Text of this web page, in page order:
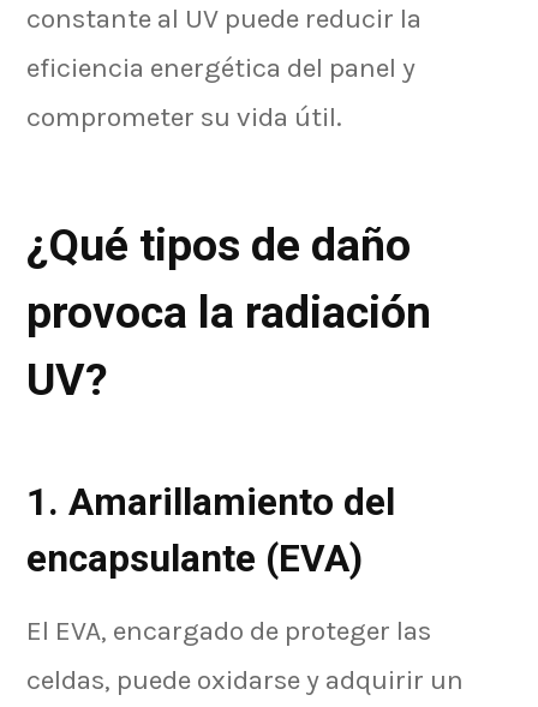
constante al UV puede reducir la
eficiencia energética del panel y
comprometer su vida útil.
¿Qué tipos de daño
provoca la radiación
UV?
1. Amarillamiento del
encapsulante (EVA)
El EVA, encargado de proteger las
celdas, puede oxidarse y adquirir un